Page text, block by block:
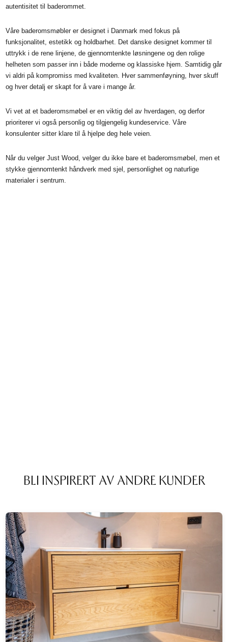
autentisitet til baderommet.
Våre baderomsmøbler er designet i Danmark med fokus på
funksjonalitet, estetikk og holdbarhet. Det danske designet kommer til
uttrykk i de rene linjene, de gjennomtenkte løsningene og den rolige
helheten som passer inn i både moderne og klassiske hjem. Samtidig går
vi aldri på kompromiss med kvaliteten. Hver sammenføyning, hver skuff
og hver detalj er skapt for å vare i mange år.
Vi vet at et baderomsmøbel er en viktig del av hverdagen, og derfor
prioriterer vi også personlig og tilgjengelig kundeservice. Våre
konsulenter sitter klare til å hjelpe deg hele veien.
Når du velger Just Wood, velger du ikke bare et baderomsmøbel, men et
stykke gjennomtenkt håndverk med sjel, personlighet og naturlige
materialer i sentrum.
BLI INSPIRERT AV ANDRE KUNDER